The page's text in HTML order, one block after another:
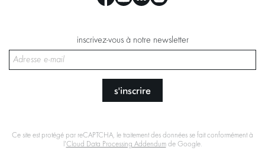
inscrivez-vous à notre newsletter
s'inscrire
Ce site est protégé par reCAPTCHA, le traitement des données se fait conformément à
l'Cloud Data Processing Addendumde Google.